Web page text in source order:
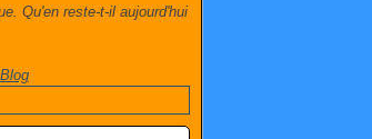
Qu'en reste-t-il aujourd'hui